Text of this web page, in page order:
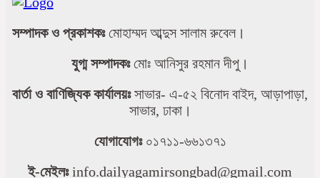
সম্পাদক ও প্রকাশকঃমোহাম্মদ আব্দুস সালাম রুবেল।
যুগ্ম সম্পাদকঃমোঃ আনিসুর রহমান দীপু।
বার্তা ও বাণিজ্যিক কার্যালয়ঃসাভার- এ-৫২ বিনোদ বাইদ, আড়াপাড়া,
সাভার, ঢাকা।
যোগাযোগঃ০১৭১১-৬৬১৩৭১
ই-মেইলঃinfo.dailyagamirsongbad@gmail.com